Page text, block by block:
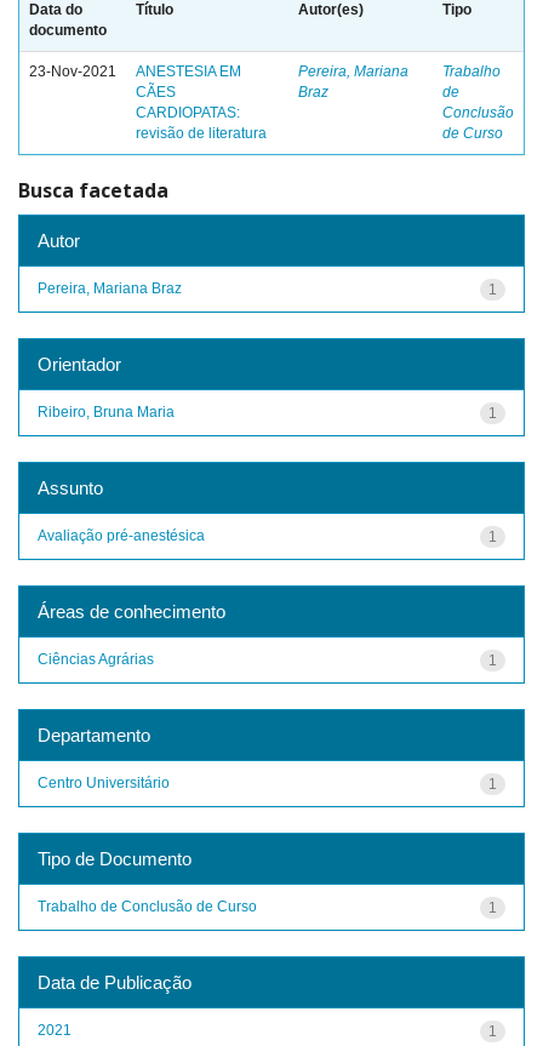
Data do
documento
Título Autor(es) Tipo
23-Nov-2021
ANESTESIA EM
CÃES
CARDIOPATAS:
revisão de literatura
Pereira, Mariana
Braz
Trabalho
de
Conclusão
de Curso
Busca facetada
Autor
1
Pereira, Mariana Braz
Orientador
1
Ribeiro, Bruna Maria
Assunto
1
Avaliação pré-anestésica
Áreas de conhecimento
1
Ciências Agrárias
Departamento
1
Centro Universitário
Tipo de Documento
1
Trabalho de Conclusão de Curso
Data de Publicação
1
2021